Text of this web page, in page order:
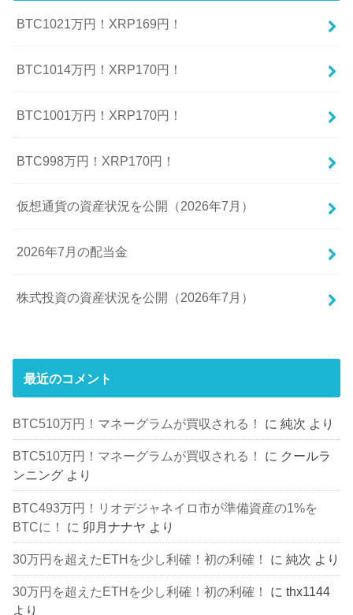
BTC1021万円！XRP169円！
BTC1014万円！XRP170円！
BTC1001万円！XRP170円！
BTC998万円！XRP170円！
仮想通貨の資産状況を公開（2026年7月）
2026年7月の配当金
株式投資の資産状況を公開（2026年7月）
最近のコメント
BTC510万円！マネーグラムが買収される！ に純次 より
BTC510万円！マネーグラムが買収される！ に クールラ
ンニング より
BTC493万円！リオデジャネイロ市が準備資産の1%を
BTCに！
に 卯月ナナヤ より
30万円を超えたETHを少し利確！初の利確！ に純次 より
30万円を超えたETHを少し利確！初の利確！ にthx1144
より